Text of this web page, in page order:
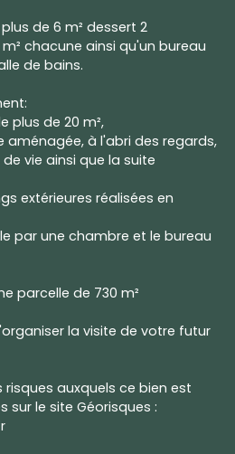
de 6 m² dessert 2
chacune ainsi qu'un bureau
de bains.
plus de 20 m²,
aménagée, à l'abri des regards,
vie ainsi que la suite
extérieures réalisées en
par une chambre et le bureau
parcelle de 730 m²
la visite de votre futur
auxquels ce bien est
sur le site Géorisques :